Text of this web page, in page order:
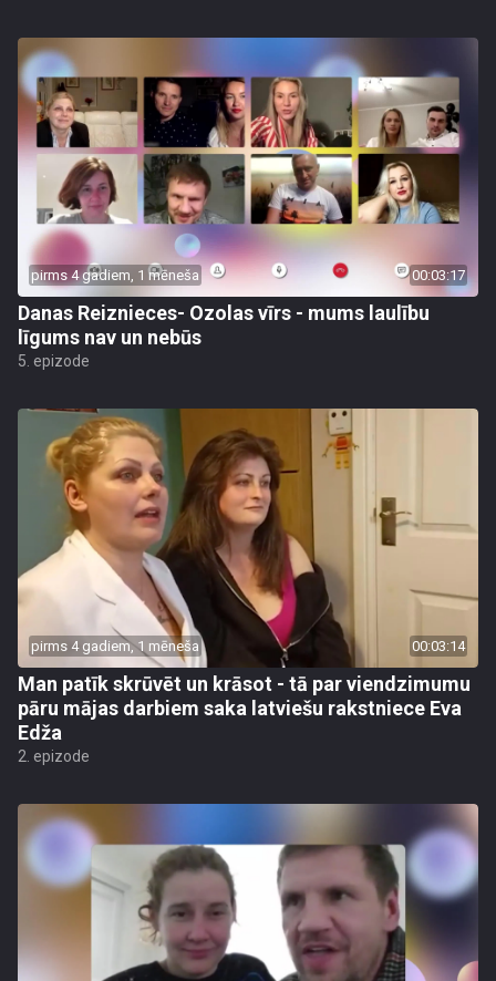
pirms 4 gadiem, 1 mēneša 00:03:17
Danas Reiznieces- Ozolas vīrs - mums laulību
līgums nav un nebūs
5. epizode
pirms 4 gadiem, 1 mēneša 00:03:14
Man patīk skrūvēt un krāsot - tā par viendzimumu
pāru mājas darbiem saka latviešu rakstniece Eva
Edža
2. epizode